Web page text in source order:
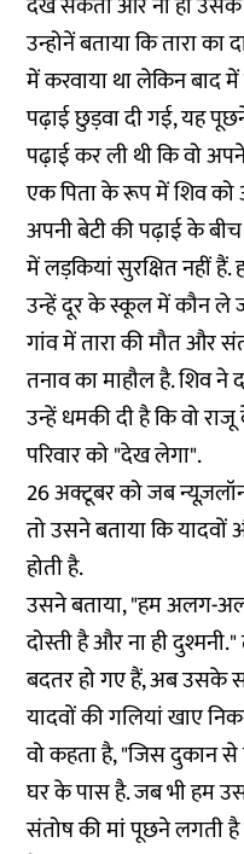
उन्होनें बताया कि तारा
में करवाया था लेकिन बाद
पढ़ाई छुड़वा दी गई, यह
पढ़ाई कर ली थी कि वो
एक पिता के रूप में शिव
अपनी बेटी की पढ़ाई के
में लड़कियां सुरक्षित नहीं
उन्हें दूर के स्कूल में कौन ले
गांव में तारा की मौत और
तनाव का माहौल है. शिव ने
उन्हें धमकी दी है कि वो
परिवार को "देख लेगा".
26 अक्टूबर को जब
तो उसने बताया कि यादवों
होती है.
उसने बताया, "हम अलग-
दोस्ती है और ना ही
बदतर हो गए हैं, अब उसके
यादवों की गलियां खाए
वो कहता है, "जिस दुकान
घर के पास है. जब भी हम
संतोष की मां पूछने लगती